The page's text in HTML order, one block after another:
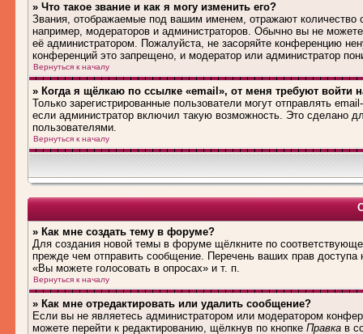
» Что такое звание и как я могу изменить его?
Звания, отображаемые под вашим именем, отражают
например, модераторов и администраторов. Обычно вы не
её администратором. Пожалуйста, не засоряйте конференцию
конференций это запрещено, и модератор или администратор
Вернуться к началу
» Когда я щёлкаю по ссылке «email», от меня требуют войти
Только зарегистрированные пользователи могут отправлять
если администратор включил такую возможность. Это сделано
пользователями.
Вернуться к началу
» Как мне создать тему в форуме?
Для создания новой темы в форуме щёлкните по
прежде чем отправить сообщение. Перечень ваших прав
«Вы можете голосовать в опросах» и т. п.
Вернуться к началу
» Как мне отредактировать или удалить сообщение?
Если вы не являетесь администратором или модератором
можете перейти к редактированию, щёлкнув по кнопке Правка в